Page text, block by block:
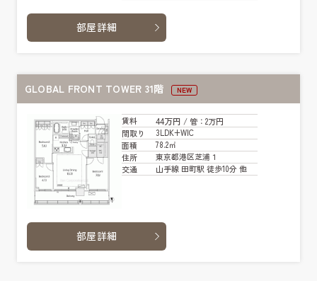
部屋詳細
GLOBAL FRONT TOWER 31階 NEW
賃料 44万円 / 管：2万円
間取り
3LDK+WIC
面積
78.2㎡
住所
東京都港区芝浦１
交通
山手線 田町駅 徒歩10分 他
部屋詳細